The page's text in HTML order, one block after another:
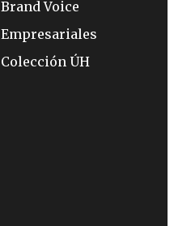
Brand Voice
Empresariales
Colección ÚH